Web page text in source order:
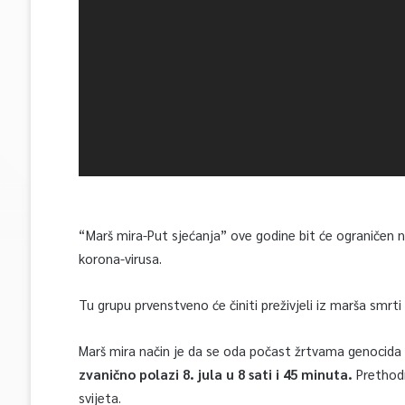
“Marš mira-Put sjećanja” ove godine bit će
korona-virusa.
Tu grupu prvenstveno će činiti preživjeli iz marša smrti
Marš mira način je da se oda počast žrtvama
zvanično polazi 8. jula u 8 sati i 45 minuta.
svijeta.